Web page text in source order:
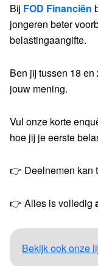
Bij FOD Financiën
jongeren beter
belastingaangifte.
Ben jij tussen 18
jouw mening.
Vul onze korte
hoe jij je eerste
👉 Deelnemen kan
👉 Alles is volledig
Bekijk ook onze